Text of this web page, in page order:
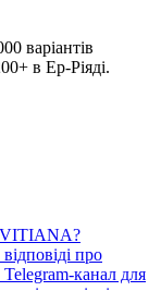
варіантів
в Ер-Ріяді.
VITIANA?
про
канал для